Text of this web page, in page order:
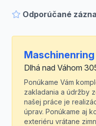
Odporúčané
Dlhá nad Váhom
Ponúkame Vám
zakladania a údržby
našej práce je
úprav. Ponúkame aj
exteriéru vrátane